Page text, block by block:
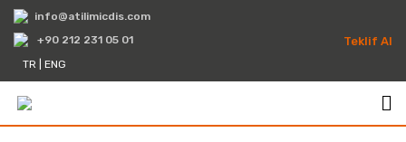
info@atilimicdis.com
+90 212 231 05 01
TR
ENG
Teklif Al